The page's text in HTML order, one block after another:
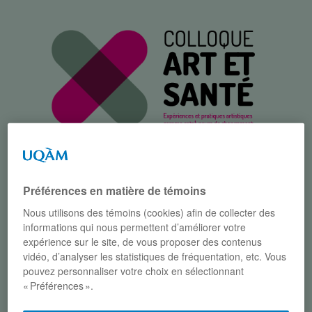
Parcourir : Accueil/Participants /
Conférenciers / Charles Lenay
CHARLES LENAY
Préférences en matière de témoins
Nous utilisons des témoins (cookies) afin de collecter des
informations qui nous permettent d’améliorer votre
expérience sur le site, de vous proposer des contenus
vidéo, d’analyser les statistiques de fréquentation, etc. Vous
pouvez personnaliser votre choix en sélectionnant
« Préférences ».